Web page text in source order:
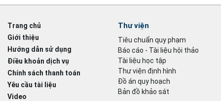
Trang chủ
Giới thiệu
Hướng dẫn sử dụng
Điều khoản dịch vụ
Chính sách thanh toán
Yêu cầu tài liệu
Video
Thư viện
Tiêu chuẩn quy phạm
Báo cáo - Tài liệu hội thảo
Tài liệu học tập
Thư viện định hình
Đồ án quy hoạch
Bản đồ khảo sát